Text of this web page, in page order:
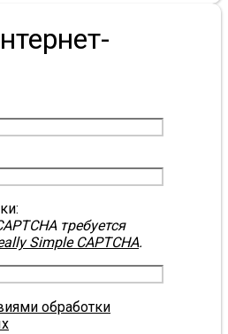
требуется
Simple CAPTCHA.
обработки